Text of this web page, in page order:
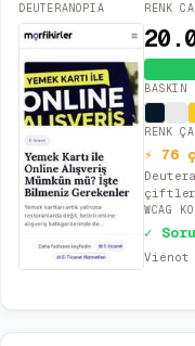
DEUTERANOPIA RENK
BASKIN
RENK
⚡ 76
çiftler
WCAG
✓